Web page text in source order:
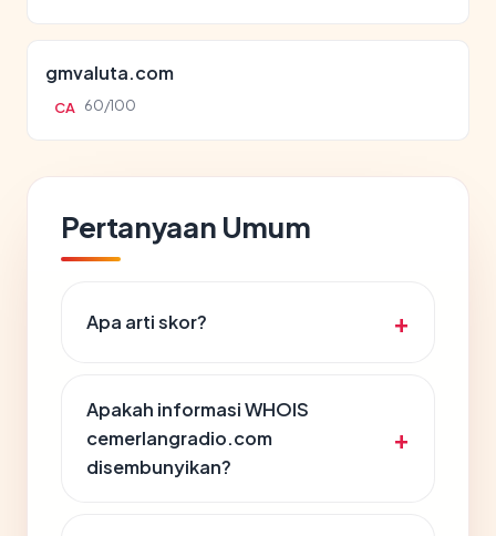
gmvaluta.com
CA 60/100
Pertanyaan Umum
Apa arti skor?
Apakah informasi WHOIS
cemerlangradio.com
disembunyikan?